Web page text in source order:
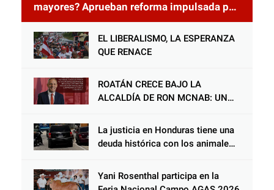
mayores? Aprueban reforma impulsada por
el diputado Salomón Nazar para fortalecer
su protección en HondurasEL LIBERALISMO, LA ESPERANZA
QUE RENACE
ROATÁN CRECE BAJO LA
ALCALDÍA DE RON MCNAB: UN
COMUNIDAD Y DEL PARTIDO
LIBERAL
La justicia en Honduras tiene una
deuda histórica con los animales,
peso de la ley al responsable de
Choloma es consolidar un Estado
Yani Rosenthal participa en la